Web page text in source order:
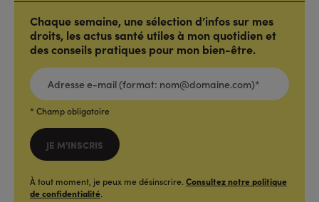
Chaque semaine, une sélection d’infos sur mes
droits, les actus santé utiles à mon quotidien et
des conseils pratiques pour mon bien-être.
ADRESSE
E-
MAIL
(FORMAT:
NOM@DOMAINE.COM)*
* Champ obligatoire
JE M'INSCRIS
À tout moment, je peux me désinscrire. Consultez notre politique
de confidentialité.